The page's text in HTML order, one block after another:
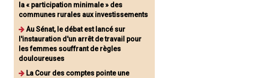
la « participation minimale » des
communes rurales aux investissements
Au Sénat, le débat est lancé sur
l'instauration d'un arrêt de travail pour
les femmes souffrant de règles
douloureuses
La Cour des comptes pointe une